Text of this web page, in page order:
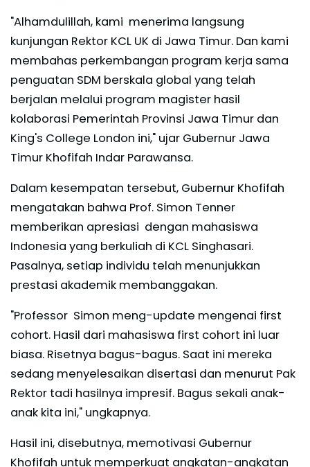
"Alhamdulillah, kami menerima langsung
kunjungan Rektor KCL UK di Jawa Timur. Dan kami
membahas perkembangan program kerja sama
penguatan SDM berskala global yang telah
berjalan melalui program magister hasil
kolaborasi Pemerintah Provinsi Jawa Timur dan
King's College London ini," ujar Gubernur Jawa
Timur Khofifah Indar Parawansa.
Dalam kesempatan tersebut, Gubernur Khofifah
mengatakan bahwa Prof. Simon Tenner
memberikan apresiasi dengan mahasiswa
Indonesia yang berkuliah di KCL Singhasari.
Pasalnya, setiap individu telah menunjukkan
prestasi akademik membanggakan.
"Professor Simon meng-update mengenai first
cohort. Hasil dari mahasiswa first cohort ini luar
biasa. Risetnya bagus-bagus. Saat ini mereka
sedang menyelesaikan disertasi dan menurut Pak
Rektor tadi hasilnya impresif. Bagus sekali anak-
anak kita ini," ungkapnya.
Hasil ini, disebutnya, memotivasi Gubernur
Khofifah untuk memperkuat angkatan-angkatan